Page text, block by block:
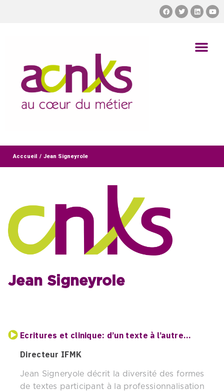
Acccueil / Jean Signeyrole
Jean Signeyrole
Ecritures et clinique: d’un texte à l’autre…
Directeur IFMK
Jean Signeryole décrit la diversité des formes
de textes participant à la professionnalisation